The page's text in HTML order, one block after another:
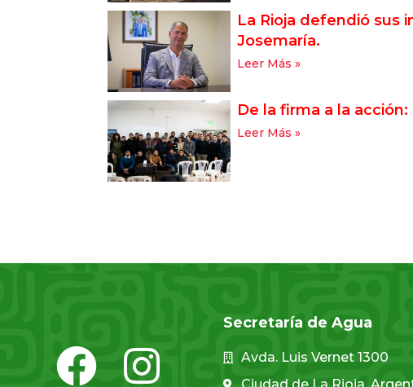
La Rioja defendió sus
Josemaría.
Leer Más »
De la firma a la
Leer Más »
Secretaría de Agua
Avda. Luis Vernet 1300